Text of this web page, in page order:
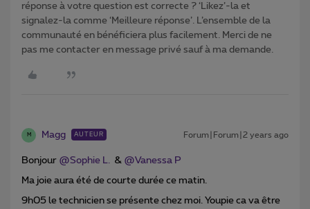
réponse à votre question est correcte ? ‘Likez’-la et
signalez-la comme ‘Meilleure réponse’. L’ensemble de la
communauté en bénéficiera plus facilement. Merci de ne
pas me contacter en message privé sauf à ma demande.
M Magg AUTEUR Forum|Forum|2 years ago
Bonjour @Sophie L. & @Vanessa P
Ma joie aura été de courte durée ce matin.
9h05 le technicien se présente chez moi. Youpie ca va être